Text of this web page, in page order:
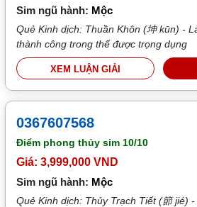
Sim ngũ hành: Mộc
Quẻ Kinh dịch: Thuần Khôn (坤 kūn) -
thành công trong thế được trọng dụng
XEM LUẬN GIẢI
0367607568
Điểm phong thủy sim 10/10
Giá: 3,999,000 VND
Sim ngũ hành: Mộc
Quẻ Kinh dịch: Thủy Trạch Tiết (節 jié)